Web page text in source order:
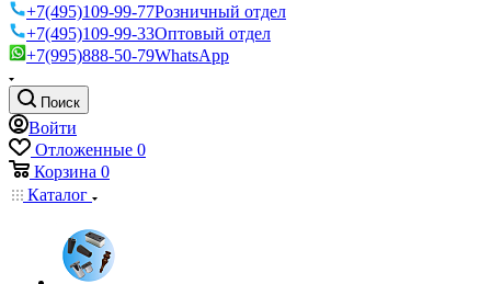
+7(495)109-99-77Розничный отдел
+7(495)109-99-33Оптовый отдел
+7(995)888-50-79WhatsApp
Поиск
Войти
Отложенные 0
Корзина 0
Каталог